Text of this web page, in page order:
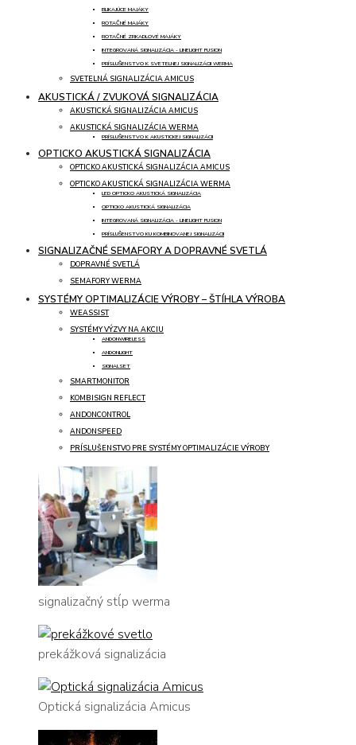
BLIKAJÚCE MAJÁKY
ROTAČNÉ MAJÁKY
ROTAČNÉ ZRKADLOVÉ MAJÁKY
INTEGROVANÁ SIGNALIZÁCIA - LINELIGHT FUSION
PRÍSLUŠENSTVO K SVETELNEJ SIGNALIZÁCII WERMA
SVETELNÁ SIGNALIZÁCIA AMICUS
AKUSTICKÁ / ZVUKOVÁ SIGNALIZÁCIA
AKUSTICKÁ SIGNALIZÁCIA AMICUS
AKUSTICKÁ SIGNALIZÁCIA WERMA
PRÍSLUŠENSTVO K AKUSTICKEJ SIGNALIZÁCII
OPTICKO AKUSTICKÁ SIGNALIZÁCIA
OPTICKO AKUSTICKÁ SIGNALIZÁCIA AMICUS
OPTICKO AKUSTICKÁ SIGNALIZÁCIA WERMA
LED OPTICKO AKUSTICKÁ SIGNALIZÁCIA
OPTICKO AKUSTICKÁ SIGNALIZÁCIA
INTEGROVANÁ SIGNALIZÁCIA - LINELIGHT FUSION
PRÍSLUŠENSTVO KU KOMBINOVANEJ SIGNALIZÁCII
SIGNALIZAČNÉ SEMAFORY A DOPRAVNÉ SVETLÁ
DOPRAVNÉ SVETLÁ
SEMAFORY WERMA
SYSTÉMY OPTIMALIZÁCIE VÝROBY – ŠTÍHLA VÝROBA
WEASSIST
SYSTÉMY VÝZVY NA AKCIU
ANDONWIRELESS
ANDONLIGHT
SIGNALSET
SMARTMONITOR
KOMBISIGN REFLECT
ANDONCONTROL
ANDONSPEED
PRÍSLUŠENSTVO PRE SYSTÉMY OPTIMALIZÁCIE VÝROBY
signalizačný stĺp werma
prekážková signalizácia
Optická signalizácia Amicus